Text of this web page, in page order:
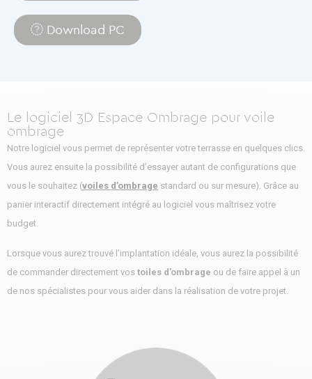
Download PC
Le logiciel 3D Espace Ombrage pour voile
ombrage
Notre logiciel vous permet de représenter votre terrasse en quelques clics.
Vous aurez ensuite la possibilité d’essayer autant de configurations que
vous le souhaitez (voiles d’ombrage standard ou sur mesure). Grâce au
panier interactif directement intégré au logiciel vous maîtrisez votre
budget.
Lorsque vous aurez trouvé l’implantation idéale, vous aurez la possibilité
de commander directement vos toiles d’ombrage ou de faire appel à un
de nos spécialistes pour vous aider dans la réalisation de votre projet.